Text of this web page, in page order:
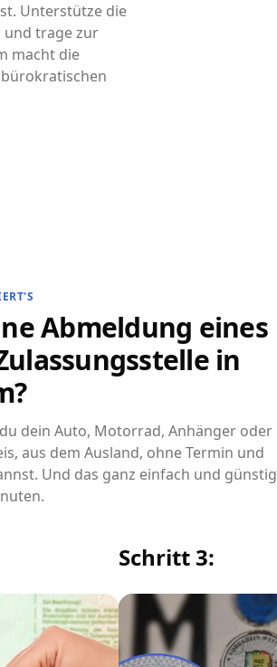
Unterstütze die
und trage zur
macht die
Abmeldung eines
in
dein Auto, Motorrad, Anhänger oder
aus dem Ausland, ohne Termin und
Und das ganz einfach und günstig
Schritt 3: